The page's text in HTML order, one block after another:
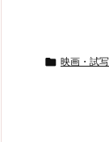
 映画・試